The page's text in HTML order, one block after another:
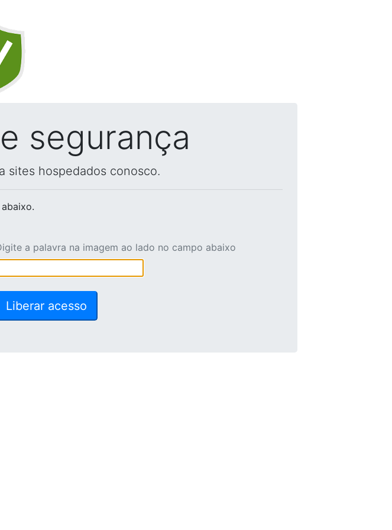
segurança
sites hospedados conosco.
a palavra na imagem ao lado no campo abaixo